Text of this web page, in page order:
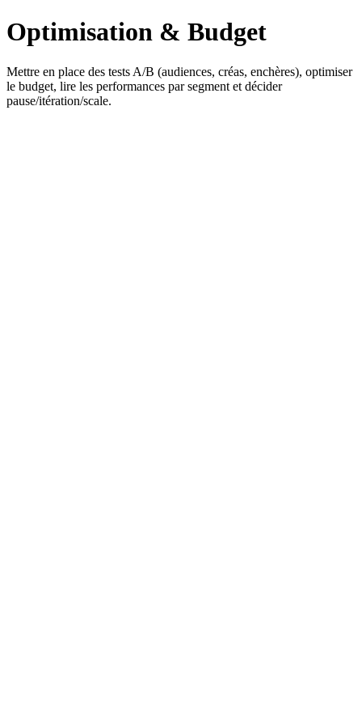
Optimisation & Budget
Mettre en place des tests A/B (audiences, créas, enchères), optimiser
le budget, lire les performances par segment et décider
pause/itération/scale.